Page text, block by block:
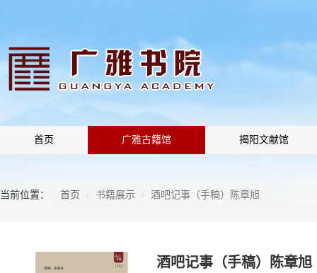
首页 广雅古籍馆 揭阳文献馆
当前位置： 首页 书籍展示 酒吧记事（手稿）陈章旭
酒吧记事（手稿）陈章旭